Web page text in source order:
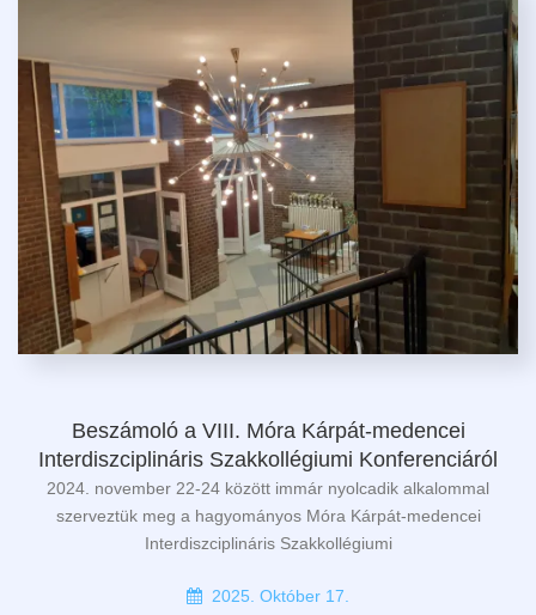
Beszámoló a VIII. Móra Kárpát-medencei
Interdiszciplináris Szakkollégiumi Konferenciáról
2024. november 22-24 között immár nyolcadik alkalommal
szerveztük meg a hagyományos Móra Kárpát-medencei
Interdiszciplináris Szakkollégiumi
2025. Október 17.